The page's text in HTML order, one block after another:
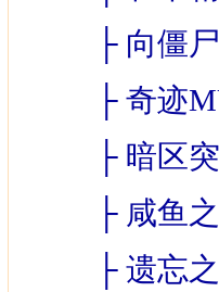
├ 向僵
├ 奇迹
├ 暗区
├ 咸鱼
├ 遗忘